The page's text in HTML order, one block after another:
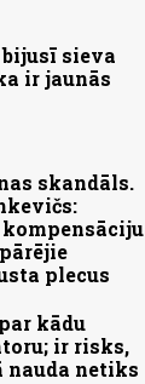
sieva
ir jaunās
skandāls.
plecus
kādu
ir risks,
nauda netiks